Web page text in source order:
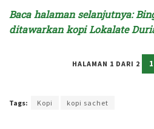
Baca halaman selanjutnya:
ditawarkan kopi Lokalate
HALAMAN 1 DARI 2 1
Tags: Kopi kopi sachet